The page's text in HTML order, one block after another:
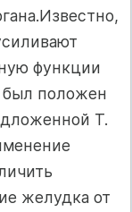
функции
был положен
Т.
желудка от